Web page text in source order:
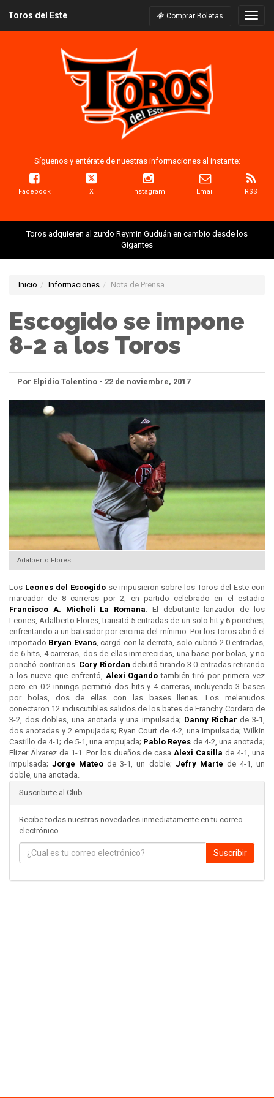
Toros del Este Comprar Boletas
Síguenos y entérate de nuestras informaciones al instante:
Facebook X Instagram Email RSS
Toros adquieren al zurdo Reymin Guduán en cambio desde los
Gigantes
Inicio Informaciones Nota de Prensa
Escogido se impone
8-2 a los Toros
Por Elpidio Tolentino - 22 de noviembre, 2017
Adalberto Flores
Los Leones del Escogidose impusieron sobre los Toros del Este con
marcador de 8 carreras por 2, en partido celebrado en el estadio
Francisco A. Micheli La Romana . El debutante lanzador de los
Leones, Adalberto Flores, transitó 5 entradas de un solo hit y 6 ponches,
enfrentando a un bateador por encima del mínimo. Por los Toros abrió el
importado Bryan Evans, cargó con la derrota, solo cubrió 2.0 entradas,
de 6 hits, 4 carreras, dos de ellas inmerecidas, una base por bolas, y no
ponchó contrarios. Cory Riordan debutó tirando 3.0 entradas retirando
a los nueve que enfrentó, Alexi Ogando también tiró por primera vez
pero en 0.2 innings permitió dos hits y 4 carreras, incluyendo 3 bases
por bolas, dos de ellas con las bases llenas. Los melenudos
conectaron 12 indiscutibles salidos de los bates de Franchy Cordero de
3-2, dos dobles, una anotada y una impulsada; Danny Richar de 3-1,
dos anotadas y 2 empujadas; Ryan Court de 4-2, una impulsada; Wilkin
Castillo de 4-1; de 5-1, una empujada; Pablo Reyes de 4-2, una anotada;
Elizer Álvarez de 1-1. Por los dueños de casa Alexi Casilla de 4-1, una
impulsada;Jorge Mateo de 3-1, un doble; Jefry Marte de 4-1, un
doble, una anotada.
Suscribirte al Club
Recibe todas nuestras novedades inmediatamente en tu correo
electrónico.
Suscribir